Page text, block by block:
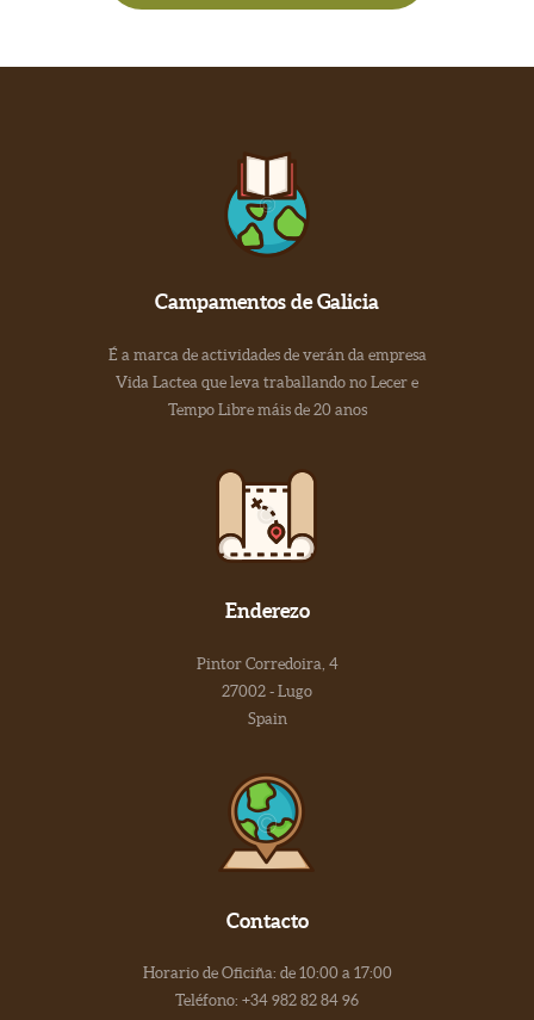
Campamentos de Galicia
É a marca de actividades de verán da empresa
Vida Lactea que leva traballando no Lecer e
Tempo Libre máis de 20 anos
Enderezo
Pintor Corredoira, 4
27002 - Lugo
Spain
Contacto
Horario de Oficiña: de 10:00 a 17:00
Teléfono: +34 982 82 84 96